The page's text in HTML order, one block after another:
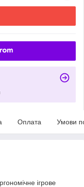
Оплата Умови
ігрове